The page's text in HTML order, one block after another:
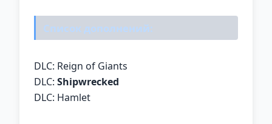
Список дополнений:
DLC: Reign of Giants
DLC: Shipwrecked
DLC: Hamlet